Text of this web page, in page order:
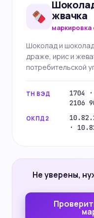
жвачка
маркировка
Шоколад и
драже, ирис и
потребительской
ТН ВЭД
1704
2106
ОКПД2
·
Не уверены,